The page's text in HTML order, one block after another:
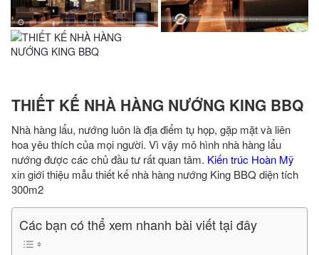
THIẾT KẾ NHÀ HÀNG NƯỚNG KING BBQ
Nhà hàng lẩu, nướng luôn là địa điểm tụ họp, gặp mặt và liên
hoa yêu thích của mọi người. Vì vậy mô hình nhà hàng lẩu
nướng được các chủ đầu tư rất quan tâm. Kiến trúc Hoàn Mỹ
xin giới thiệu mẫu thiết kế nhà hàng nướng King BBQ diện tích
300m2
Các bạn có thể xem nhanh bài viết tại đây